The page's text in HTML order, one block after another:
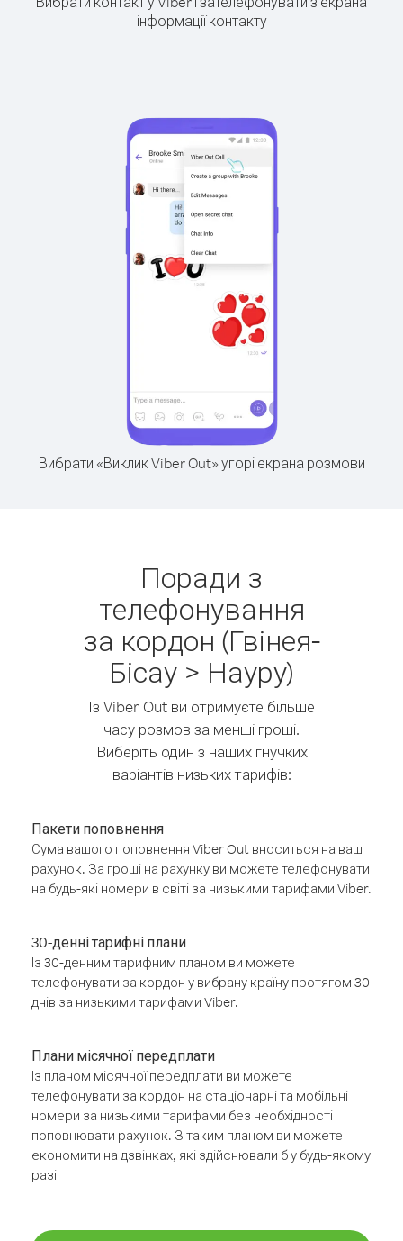
інформації контакту
Вибрати «Виклик Viber Out» угорі екрана розмови
Поради з
телефонування
за кордон (Гвінея-
Бісау > Науру)
Із Viber Out ви отримуєте більше
часу розмов за менші гроші.
Виберіть один з наших гнучких
варіантів низьких тарифів:
Пакети поповнення
Сума вашого поповнення Viber Out вноситься на ваш
рахунок. За гроші на рахунку ви можете телефонувати
на будь-які номери в світі за низькими тарифами Viber.
30-денні тарифні плани
Із 30-денним тарифним планом ви можете
телефонувати за кордон у вибрану країну протягом 30
днів за низькими тарифами Viber.
Плани місячної передплати
Із планом місячної передплати ви можете
телефонувати за кордон на стаціонарні та мобільні
номери за низькими тарифами без необхідності
поповнювати рахунок. З таким планом ви можете
економити на дзвінках, які здійснювали б у будь-якому
разі